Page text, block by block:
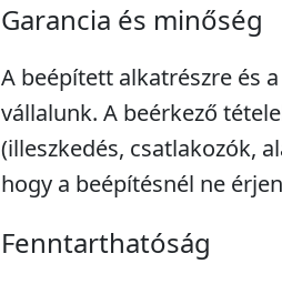
Garancia és minőség
A beépített alkatrészre és
vállalunk. A beérkező
(illeszkedés, csatlakozók,
hogy a beépítésnél ne
Fenntarthatóság